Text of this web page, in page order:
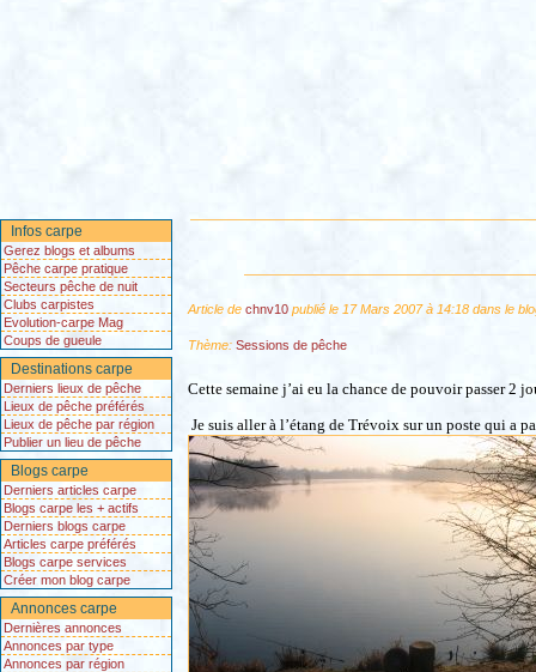
Infos carpe
Gerez blogs et albums
Pêche carpe pratique
Secteurs pêche de nuit
Clubs carpistes
Evolution-carpe Mag
Coups de gueule
Destinations carpe
Derniers lieux de pêche
Lieux de pêche préférés
Lieux de pêche par région
Publier un lieu de pêche
Blogs carpe
Derniers articles carpe
Blogs carpe les + actifs
Derniers blogs carpe
Articles carpe préférés
Blogs carpe services
Créer mon blog carpe
Annonces carpe
Dernières annonces
Annonces par type
Annonces par région
Article de chnv10publié le 17 Mars 2007 à 14:18 dans le
Thème: Sessions de pêche
Cette semaine j’ai eu la chance de pouvoir passer 2
Je suis aller à l’étang de Trévoix sur un poste qui a